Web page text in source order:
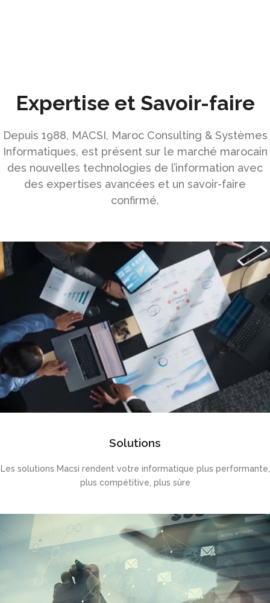
Expertise et Savoir-faire
Depuis 1988, MACSI, Maroc Consulting & Systèmes
Informatiques, est présent sur le marché marocain
des nouvelles technologies de l’information avec
des expertises avancées et un savoir-faire
confirmé.
Solutions
Les solutions Macsi rendent votre informatique plus performante,
plus compétitive, plus sûre